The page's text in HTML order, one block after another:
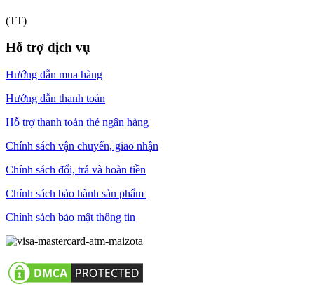
(TT)
Hỗ trợ dịch vụ
Hướng dẫn mua hàng
Hướng dẫn thanh toán
Hỗ trợ thanh toán thẻ ngân hàng
Chính sách vận chuyển, giao nhận
Chính sách đổi, trả và hoàn tiền
Chính sách bảo hành sản phẩm
Chính sách bảo mật thông tin